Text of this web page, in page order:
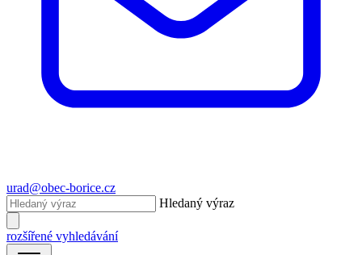
urad@obec-borice.cz
Hledaný výraz
rozšířené vyhledávání